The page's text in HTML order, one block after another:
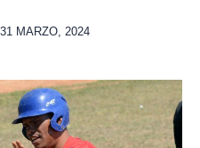
31 MARZO, 2024